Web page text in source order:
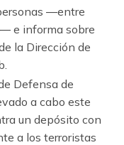
―entre
e informa sobre
la Dirección de
Defensa de
a cabo este
un depósito con
a los terroristas